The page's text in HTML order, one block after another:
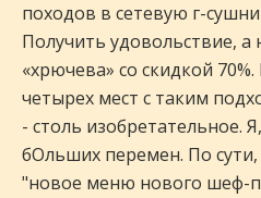
походов в сетевую г-
Получить удовольствие, а
«хрючева» со скидкой
четырех мест с таким
- столь изобретательное.
бОльших перемен. По
"новое меню нового шеф-